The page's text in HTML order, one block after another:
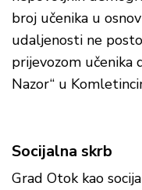
broj učenika u
udaljenosti ne
prijevozom učenika
Nazor“ u
Socijalna skrb
Grad Otok kao